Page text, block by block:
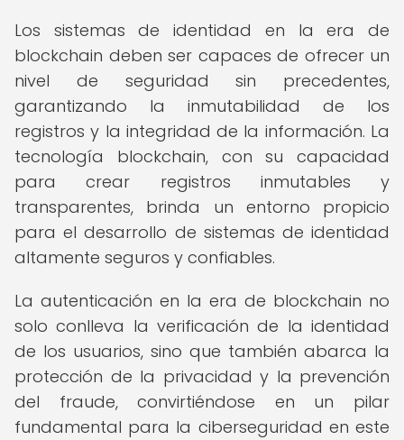
Los sistemas de identidad en la era de
blockchain deben ser capaces de ofrecer un
nivel de seguridad sin precedentes,
garantizando la inmutabilidad de los
registros y la integridad de la información. La
tecnología blockchain, con su capacidad
para crear registros inmutables y
transparentes, brinda un entorno propicio
para el desarrollo de sistemas de identidad
altamente seguros y confiables.
La autenticación en la era de blockchain no
solo conlleva la verificación de la identidad
de los usuarios, sino que también abarca la
protección de la privacidad y la prevención
del fraude, convirtiéndose en un pilar
fundamental para la ciberseguridad en este